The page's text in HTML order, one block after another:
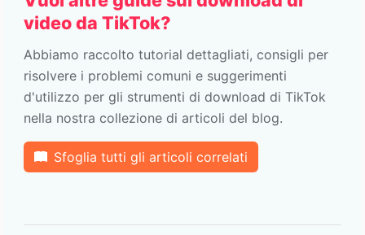
video da TikTok?
Abbiamo raccolto tutorial dettagliati, consigli per
risolvere i problemi comuni e suggerimenti
d'utilizzo per gli strumenti di download di TikTok
nella nostra collezione di articoli del blog.
Sfoglia tutti gli articoli correlati